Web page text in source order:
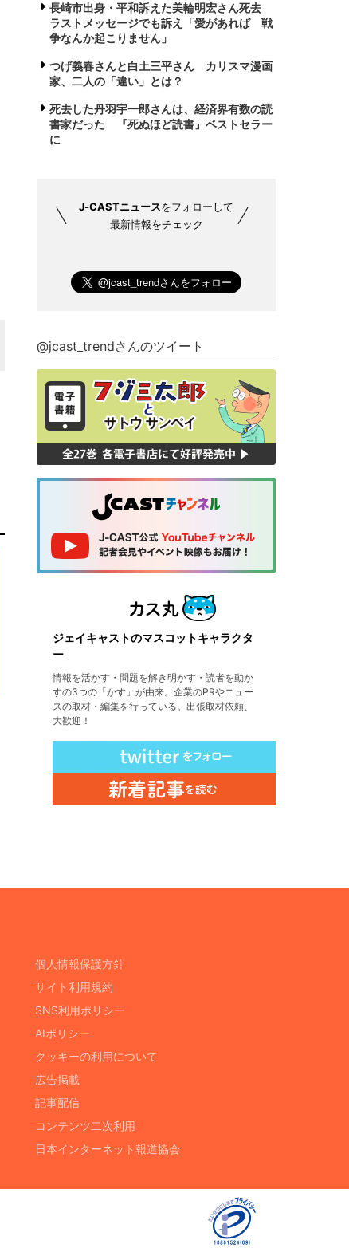
長崎市出身・平和訴えた美輪明宏さん死去
ラストメッセージでも訴え「愛があれば 戦
争なんか起こりません」
つげ義春さんと白土三平さん カリスマ漫画
家、二人の「違い」とは？
死去した丹羽宇一郎さんは、経済界有数の読
書家だった 『死ぬほど読書』ベストセラー
に
J-CASTニュースをフォローして
最新情報をチェック
@jcast_trendさんのツイート
ジェイキャストのマスコットキャラクタ
ー
情報を活かす・問題を解き明かす・読者を動か
すの3つの「かす」が由来。企業のPRやニュー
スの取材・編集を行っている。出張取材依頼、
大歓迎！
個人情報保護方針
サイト利用規約
SNS利用ポリシー
AIポリシー
クッキーの利用について
広告掲載
記事配信
コンテンツ二次利用
日本インターネット報道協会